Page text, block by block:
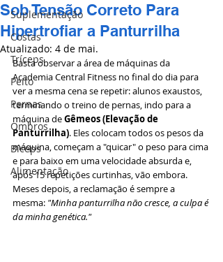
Suplementação
Costas
Tríceps
Peito
Pernas
Ombros
Bíceps
Alimentação
Sob Tensão Correto Para
Hipertrofiar a Panturrilha
Atualizado: 4 de mai.
Basta observar a área de máquinas da
Academia Central Fitness no final do dia para
ver a mesma cena se repetir: alunos exaustos,
terminando o treino de pernas, indo para a
máquina de Gêmeos (Elevação de
Panturrilha). Eles colocam todos os pesos da
máquina, começam a "quicar" o peso para cima
e para baixo em uma velocidade absurda e,
após 15 repetições curtinhas, vão embora.
Meses depois, a reclamação é sempre a
mesma: "Minha panturrilha não cresce, a culpa é
da minha genética."